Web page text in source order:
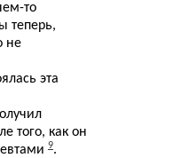
то
теперь,
не
эта
того, как он
9.